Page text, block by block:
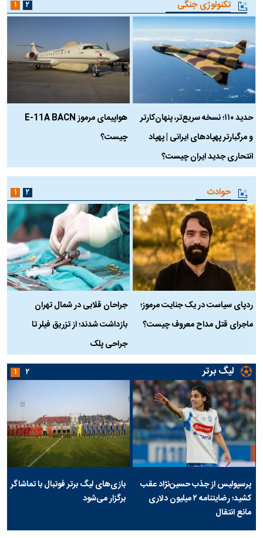
تکنولوژی جنگی
حدید ۱۱۰؛ نسخه سریع‌تر، پنهان‌کارتر
و مرگبارتر پهپادهای ایرانی | پهپاد
انتحاری جدید ایران چیست؟
هواپیمای مرموز E-11A BACN
چیست؟
۱ ۲
حوادث
ردپای سیاست در یک جنایت مرموز؛
ماجرای قتل مداح معروف چیست؟
جراحان قلابی در شمال تهران
بازداشت شدند؛ از تزریق فیلر تا
جراحی پلک
۱ ۲
لیگ برتر
پرسپولیس از جذب حسین‌نژاد عقب
کشید؛ رضایتنامه ۲ میلیون دلاری
مانع انتقال
بازی‌های لیگ برتر فوتبال با تماشاگر
برگزار می‌شود
۱ ۲